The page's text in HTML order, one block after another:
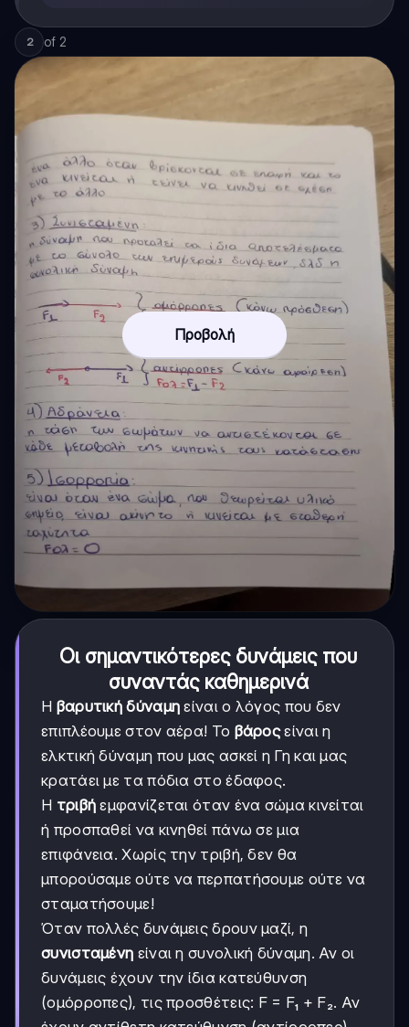
2 of 2
Προβολή
Οι σημαντικότερες δυνάμεις που
συναντάς καθημερινά
Η βαρυτική δύναμη είναι ο λόγος που δεν
επιπλέουμε στον αέρα! Το βάροςείναι η
ελκτική δύναμη που μας ασκεί η Γη και μας
κρατάει με τα πόδια στο έδαφος.
Η τριβή εμφανίζεται όταν ένα σώμα κινείται
ή προσπαθεί να κινηθεί πάνω σε μια
επιφάνεια. Χωρίς την τριβή, δεν θα
μπορούσαμε ούτε να περπατήσουμε ούτε να
σταματήσουμε!
Όταν πολλές δυνάμεις δρουν μαζί, η
συνισταμένη είναι η συνολική δύναμη. Αν οι
δυνάμεις έχουν την ίδια κατεύθυνση
(ομόρροπες), τις προσθέτεις: F = F₁ + F₂. Αν